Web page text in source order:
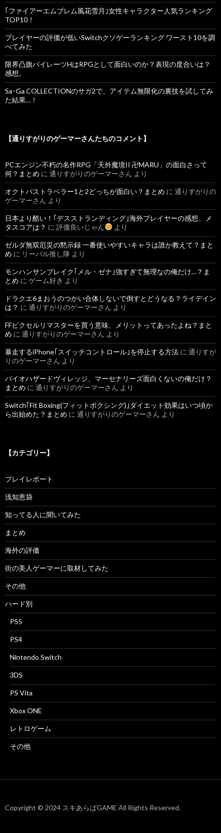
｢ファイアーエムブレム風花雪月｣女性キャラクター人気ランキング
TOP10！
プレイヤーの評価が低いSwitchクソゲーランキング ワースト10を調
べてみた
限界凸旗パイレーツHはRPGとして面白いのか？表現の度合いは？
感想。
Sa･Ga COLLECTIONのサガ2で、アイテム無限化の裏技を試してみ
た結果…！
【通りすがりのゲーマーさんたちのコメント】
PCエンジン不朽の名作RPG「天外魔境II 卍MARU」の面白さって
何？まとめ に 通りすがりのゲーマーさん より
オクトパストラベラー1と2どっちが面白い？まとめ に 通りすがりの
ゲーマーさん より
日本より酷い！｢デスストランディング｣海外プレイヤーの感想、メ
タスコアは？ に 評価良いじゃん より
ゼルダ無双厄災の黙示録 一番使いやすいキャラは誰か教えて？まと
め に リーバル推し隊 より
モンハンサンブレイク｢メル・ゼナ｣強すぎて無理なの俺だけ…？ま
とめ に ゲーム好き より
ドラクエ6まおうのつかい合体しないで倒すとどうなる？ライデイン
は？ に 通りすがりのゲーマーさん より
FFピクセルリマスターを買う意味、メリットってあったよね？まと
め に 通りすがりのゲーマーさん より
暴走するiPhone｢スイッチコントロール｣を停止する方法 に 通りすが
りのゲーマーさん より
バイオハザードヴィレッジ、マーセナリーズ面白くないの俺だけ？
まとめ に 通りすがりのゲーマーさん より
Switch｢Fit Boxing(フィットボクシング)｣ダイエット効果はいつ頃か
ら出始めた？まとめ に 通りすがりのゲーマーさん より
【カテゴリー】
プレイレポート
浅知恵袋
知ってる人に聞いてみた
まとめ
海外の評価
街の美人ゲーマーに取材してみた
その他
ハード別
PS5
PS4
Nintendo Switch
3DS
PS Vita
Xbox ONE
レトロゲーム
その他
Copyright © 2024 スキあらばGAME All Rights Reserved.